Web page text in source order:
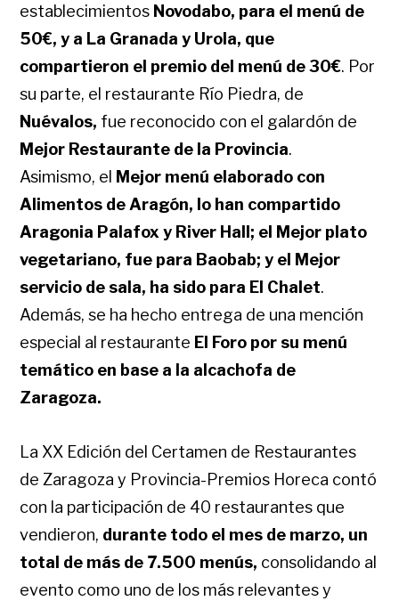
establecimientos Novodabo, para el menú de
50€, y a La Granada y Urola, que
compartieron el premio del menú de 30€. Por
su parte, el restaurante Río Piedra, de
Nuévalos, fue reconocido con el galardón de
Mejor Restaurante de la Provincia.
Asimismo, el Mejor menú elaborado con
Alimentos de Aragón, lo han compartido
Aragonia Palafox y River Hall; el Mejor plato
vegetariano, fue para Baobab; y el Mejor
servicio de sala, ha sido para El Chalet.
Además, se ha hecho entrega de una mención
especial al restaurante El Foro por su menú
temático en base a la alcachofa de
Zaragoza.
La XX Edición del Certamen de Restaurantes
de Zaragoza y Provincia-Premios Horeca contó
con la participación de 40 restaurantes que
vendieron, durante todo el mes de marzo, un
total de más de 7.500 menús, consolidando al
evento como uno de los más relevantes y